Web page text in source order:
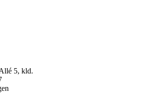
5, kld.